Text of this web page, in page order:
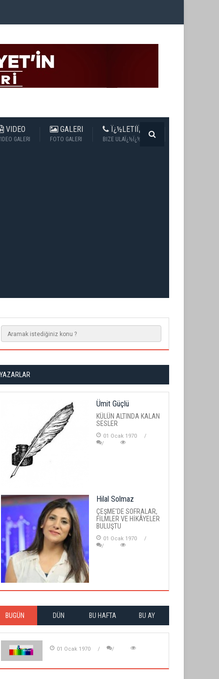
VIDEO
GALERI
GALERI
FOTO GALERI
Ï¿½LETIÏ¿½IM
BIZE ULAÏ¿½Ï¿½N
YAZARLAR
Ümit Güçlü
KÜLÜN ALTINDA KALAN
SESLER
01 Ocak 1970
Hilal Solmaz
ÇEŞME'DE SOFRALAR,
FİLMLER VE HİKÂYELER
BULUŞTU
01 Ocak 1970
BUGÜN DÜN BU HAFTA BU AY
01 Ocak 1970